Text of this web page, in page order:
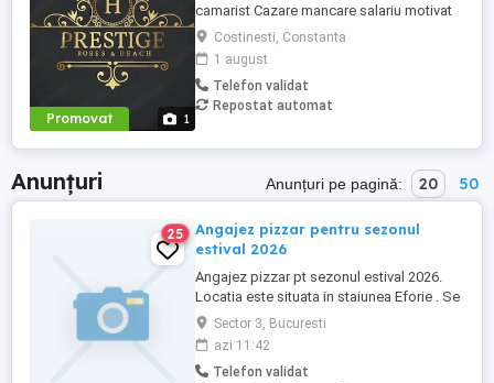
Promovat 1
camarist Cazare mancare salariu motivat
4000 6000
Costinesti, Constanta
1 august
Telefon validat
Repostat automat
Anunțuri Anunțuri pe pagină: 20 50
25
Angajez pizzar pentru sezonul
estival 2026
Angajez pizzar pt sezonul estival 2026.
Locatia este situata in staiunea Eforie . Se
ofera cazare si 2 mese zi.
Sector 3, Bucuresti
azi 11:42
Telefon validat